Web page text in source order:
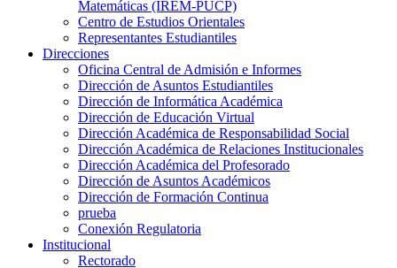
Matemáticas (IREM-PUCP)
Centro de Estudios Orientales
Representantes Estudiantiles
Direcciones
Oficina Central de Admisión e Informes
Dirección de Asuntos Estudiantiles
Dirección de Informática Académica
Dirección de Educación Virtual
Dirección Académica de Responsabilidad Social
Dirección Académica de Relaciones Institucionales
Dirección Académica del Profesorado
Dirección de Asuntos Académicos
Dirección de Formación Continua
prueba
Conexión Regulatoria
Institucional
Rectorado